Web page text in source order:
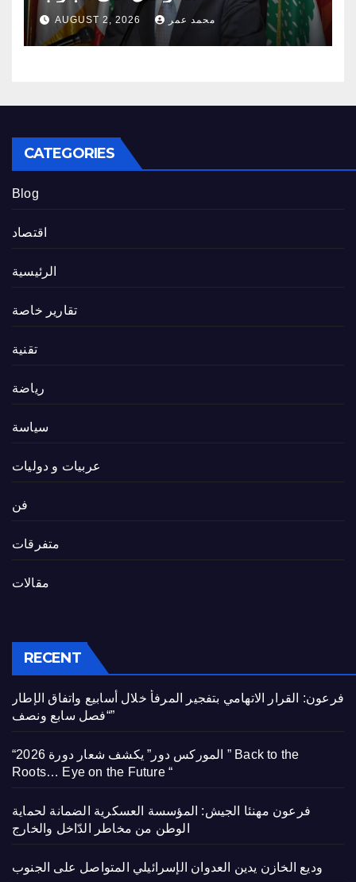
AUGUST 2, 2026 محمد عمر
CATEGORIES
Blog
اقتصاد
الرئيسية
تقارير خاصة
تقنية
رياضة
سياسة
عربيات و دوليات
فن
متفرقات
مقالات
RECENT
فرعون: القرار الاتهامي بتفجير المرفأ خلال أسابيع واتفاق الإطار
“فصل سابع ونصف”
“الموركس دور” يكشف شعار دورة 2026 ” Back to the
Roots… Eye on the Future “
فرعون مهنئا الجيش: المؤسسة العسكرية الضمانة لحماية
الوطن من مخاطر الدّاخل والخارج
وديع الخازن يدين العدوان الإسرائيلي المتواصل على الجنوب